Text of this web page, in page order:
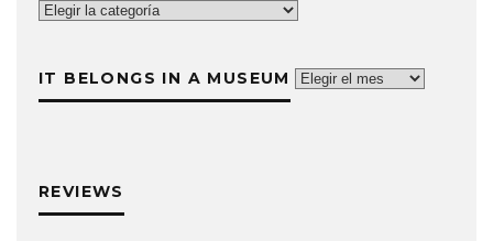
The
Life
IT BELONGS IN A MUSEUM
It
REVIEWS